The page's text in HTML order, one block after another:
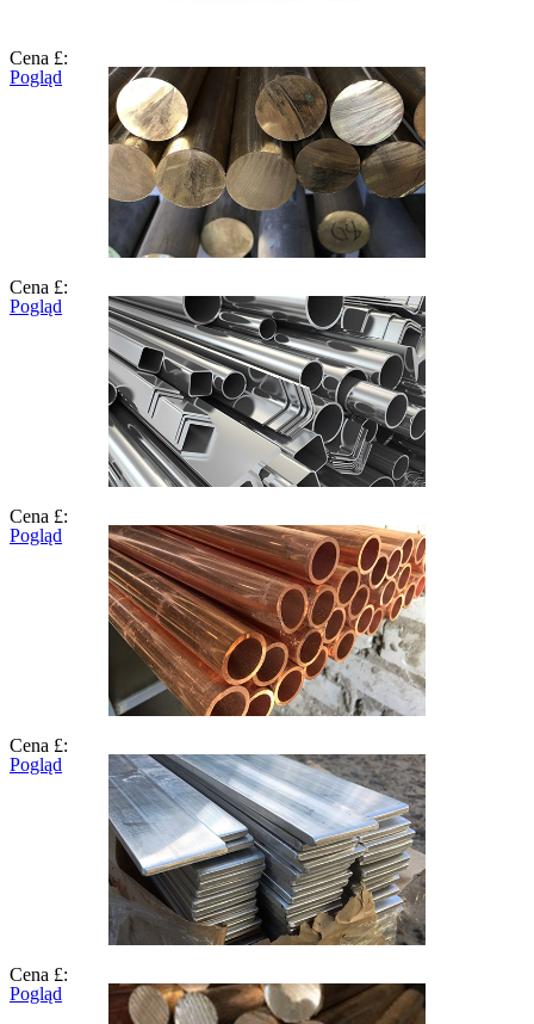
Cena £:
Pogląd
Cena £:
Pogląd
Cena £:
Pogląd
Cena £:
Pogląd
Cena £:
Pogląd